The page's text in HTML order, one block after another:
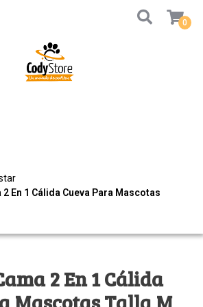
0
2 En 1 Cálida Cueva Para Mascotas
2 En 1 Cálida